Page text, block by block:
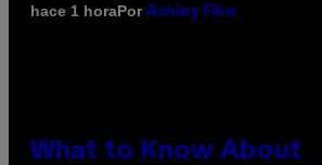
hace 1 horaPor Ashley Fike
What to Know About